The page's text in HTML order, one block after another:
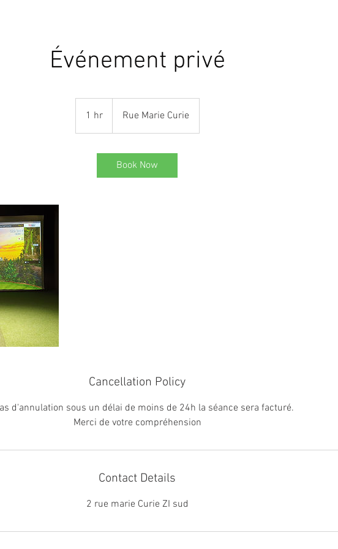
Événement privé
1 hr1
h
Rue Marie Curie
Book Now
Cancellation Policy
d'annulation sous un délai de moins de 24h la séance sera facturé.
Merci de votre compréhension
Contact Details
2 rue marie Curie ZI sud